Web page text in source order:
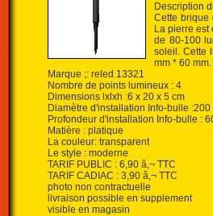
Description
Cette brique
La pierre
de 80-100
soleil. Cette
mm * 60 mm.
Marque ;: reled 13321
Nombre de points lumineux : 4
Dimensions lxlxh :6 x 20 x 5 cm
Diamètre d'installation Info-bulle :200
Profondeur d'installation Info-bulle :
Matière : platique
La couleur: transparent
Le style : moderne
TARIF PUBLIC : 6,90 â‚¬ TTC
TARIF CADIAC : 3,90 â‚¬ TTC
photo non contractuelle
livraison possible en supplement
visible en magasin